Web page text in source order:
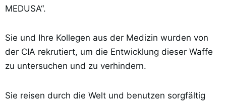
MEDUSA“.
Sie und Ihre Kollegen aus der Medizin wurden von
der CIA rekrutiert, um die Entwicklung dieser Waffe
zu untersuchen und zu verhindern.
Sie reisen durch die Welt und benutzen sorgfältig